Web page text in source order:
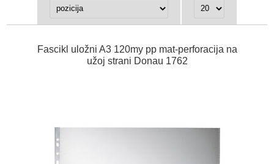
Fascikl uložni A3 120my pp mat-perforacija na
užoj strani Donau 1762